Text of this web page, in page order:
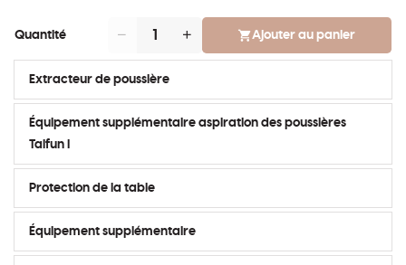
Quantité Ajouter au panier
Extracteur de poussière
Équipement supplémentaire aspiration des poussières
Taifun I
Protection de la table
Équipement supplémentaire